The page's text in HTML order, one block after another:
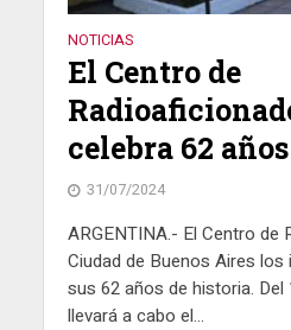
NOTICIAS
El Centro de
celebra 62 años
31/07/2024
ARGENTINA.- El Centro de
Ciudad de Buenos Aires
sus 62 años de historia.
llevará a cabo el...